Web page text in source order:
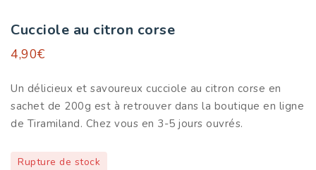
Cucciole au citron corse
4,90€
Un délicieux et savoureux cucciole au citron corse en
sachet de 200g est à retrouver dans la boutique en ligne
de Tiramiland. Chez vous en 3-5 jours ouvrés.
Rupture de stock